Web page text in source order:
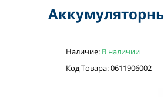
Наличие: В наличии
Код Товара: 0611906002